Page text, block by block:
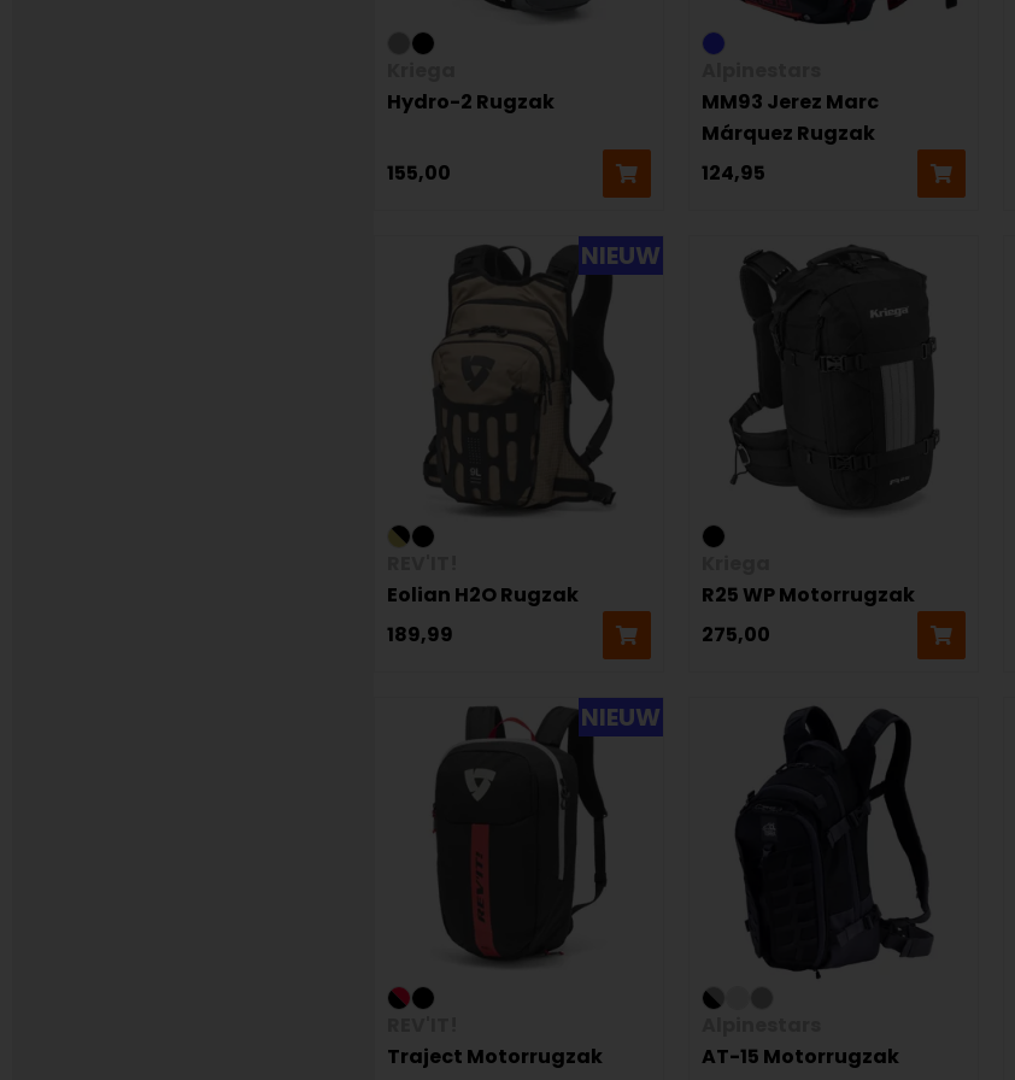
Hydro-2 Rugzak
155,00
MM93 Jerez Marc
Márquez Rugzak
124,95
NIEUW
Eolian H2O Rugzak
189,99
R25 WP Motorrugzak
275,00
NIEUW
Traject Motorrugzak
AT-15 Motorrugzak